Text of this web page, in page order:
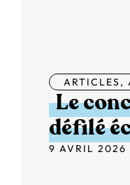
ARTICLES,
Le
défilé
9 AVRIL 2026